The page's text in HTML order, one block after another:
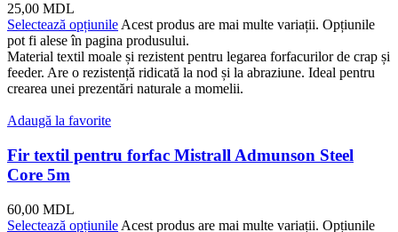
25,00 MDL
Selectează opțiunile Acest produs are mai multe variații. Opțiunile
pot fi alese în pagina produsului.
Material textil moale și rezistent pentru legarea forfacurilor de crap și
feeder. Are o rezistență ridicată la nod și la abraziune. Ideal pentru
crearea unei prezentări naturale a momelii.
Adaugă la favorite
Fir textil pentru forfac Mistrall Admunson Steel
Core 5m
60,00 MDL
Selectează opțiunile Acest produs are mai multe variații. Opțiunile